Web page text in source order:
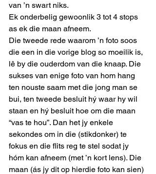
van ’n swart niks.
Ek onderbelig gewoonlik 3 tot 4 stops
as ek die maan afneem.
Die tweede rede waarom ’n foto soos
die een in die vorige blog so moeilik is,
lê by die ouderdom van die knaap. Die
sukses van enige foto van hom hang
ten nouste saam met die jong man se
bui, ten tweede besluit hý waar hy wil
staan en hý besluit hoe om die maan
“vas te hou”. Dan het jy enkele
sekondes om in die (stikdonker) te
fokus en die flits reg te stel sodat jy
hóm kan afneem (met ’n kort lens). Die
maan (ás jy dit op hierdie foto kan sien)